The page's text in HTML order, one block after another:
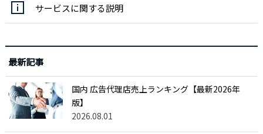
サービスに関する説明
最新記事
国内 広告代理店売上ランキング【最新2026年
版】
2026.08.01